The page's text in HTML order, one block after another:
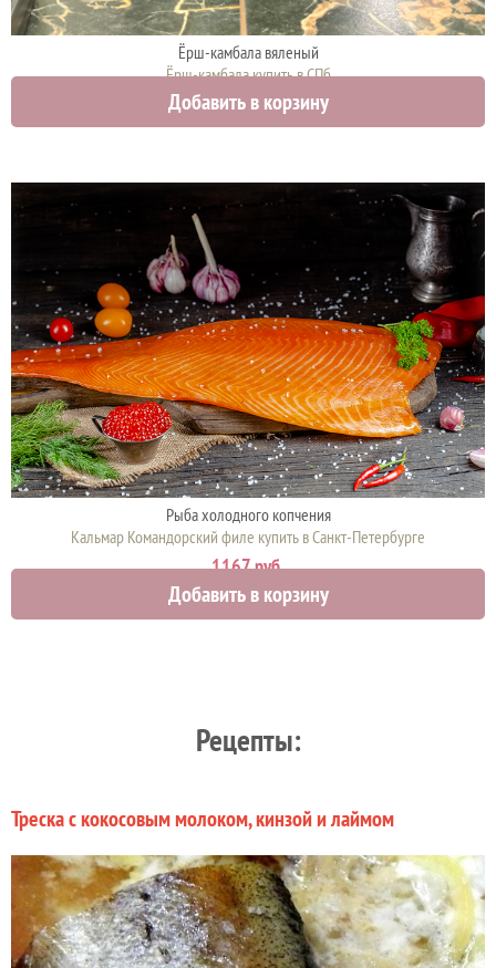
Ёрш-камбала вяленый
Ёрш-камбала купить в СПб
2000 руб.
Добавить в корзину
Рыба холодного копчения
Кальмар Командорский филе купить в Санкт-Петербурге
1167 руб.
Добавить в корзину
Рецепты:
Треска с кокосовым молоком, кинзой и лаймом